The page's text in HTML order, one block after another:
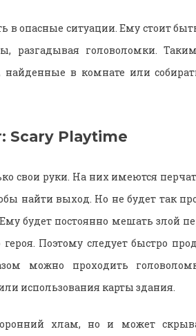
в опасные ситуации. Ему стоит
разгадывая головоломки.
в комнате или
Scary Playtime
свои руки. На них имеются
найти выход. Но не будет так
будет постоянно мешать злой
Поэтому следует быстро
можно проходить
использования карты здания.
хлам, но и может